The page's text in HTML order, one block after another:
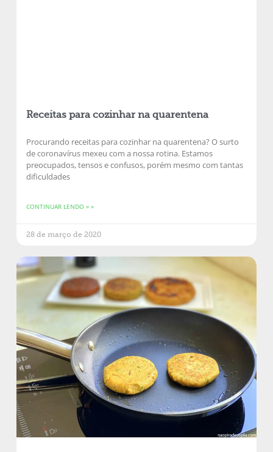
Receitas para cozinhar na quarentena
Procurando receitas para cozinhar na quarentena? O surto
de coronavírus mexeu com a nossa rotina. Estamos
preocupados, tensos e confusos, porém mesmo com tantas
dificuldades
CONTINUAR LENDO » »
28 de março de 2020